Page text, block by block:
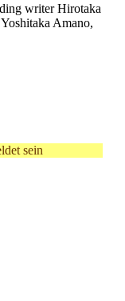
writer Hirotaka
Amano,
sein